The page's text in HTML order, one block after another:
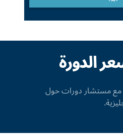
الدورة
مع مستشار دورات حول